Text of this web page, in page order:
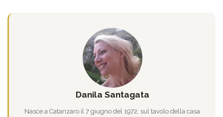
Danila Santagata
Nasce a Catanzaro il 7 giugno del 1972, sul tavolo della casa